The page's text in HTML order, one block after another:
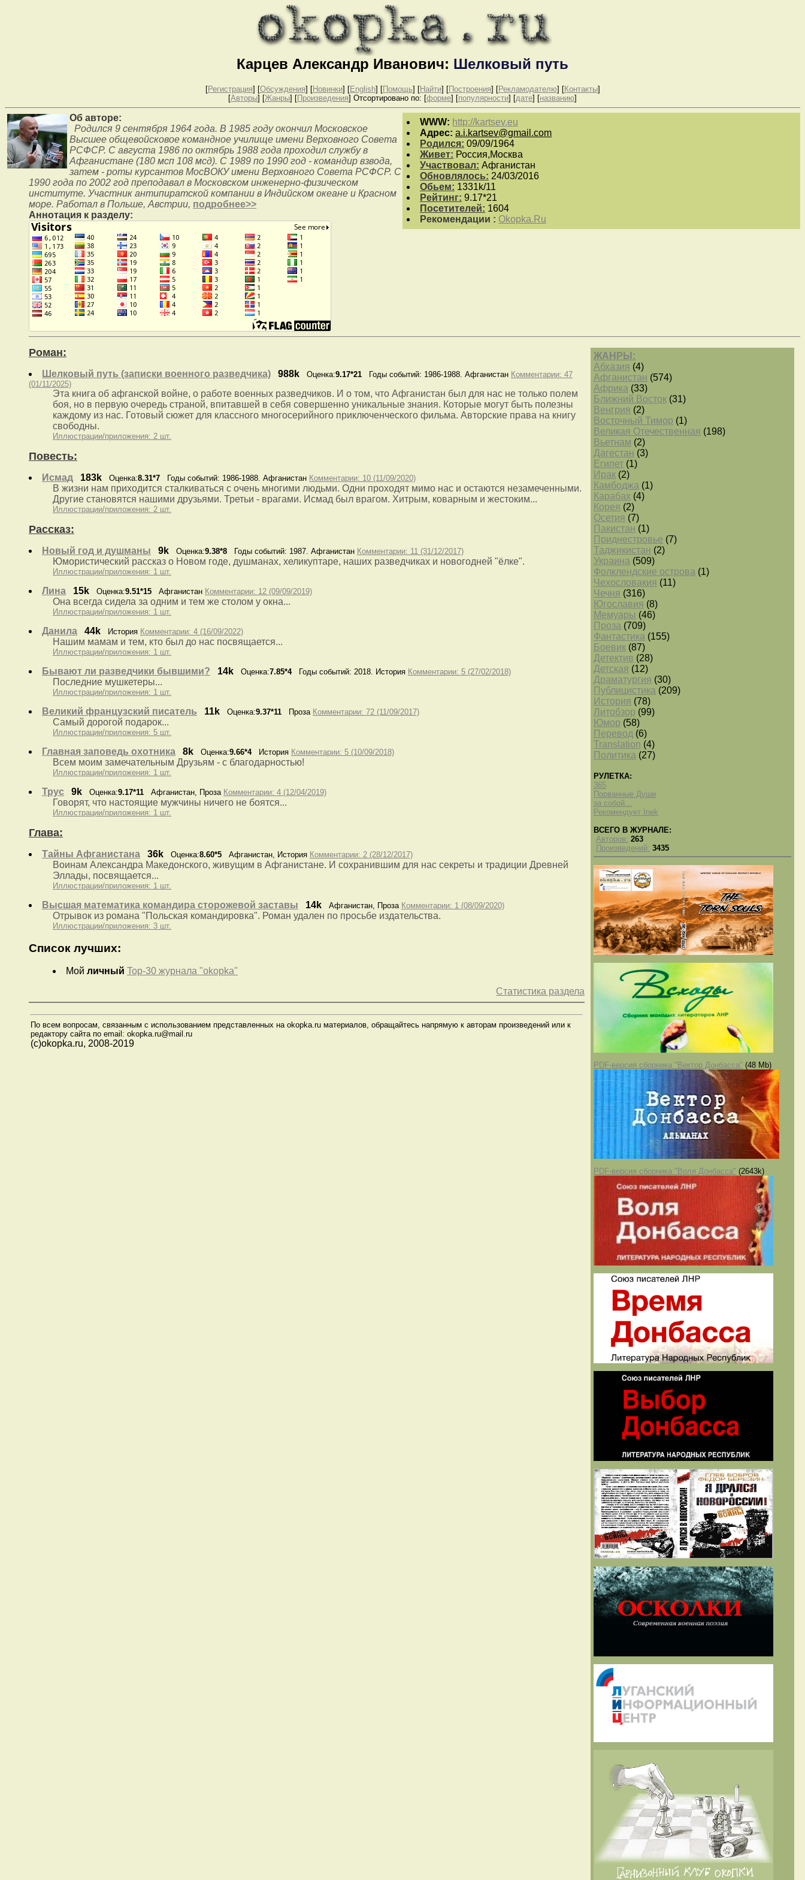
Карцев Александр Иванович: Шелковый путь
[Регистрация] [Обсуждения] [Новинки] [English] [Помощь] [Найти] [Построения] [Рекламодателю] [Контакты]
[Авторы] [Жанры] [Произведения] Отсортировано по: [форме] [популярности] [дате] [названию]
WWW: http://kartsev.eu
Aдpeс: a.i.kartsev@gmail.com
Родился: 09/09/1964
Живет: Россия,Москва
Участвовал: Афганистан
Обновлялось: 24/03/2016
Обьем: 1331k/11
Рейтинг: 9.17*21
Посетителей: 1604
Рекомендации : Okopka.Ru
Об авторе:
Родился 9 сентября 1964 года. В 1985 году окончил Московское
Высшее общевойсковое командное училище имени Верховного Совета
РСФСР. С августа 1986 по октябрь 1988 года проходил службу в
Афганистане (180 мсп 108 мсд). C 1989 по 1990 год - командир взвода,
затем - роты курсантов МосВОКУ имени Верховного Совета РСФСР. С
1990 года по 2002 год преподавал в Московском инженерно-физическом
институте. Участник антипиратской компании в Индийском океане и Красном
море. Работал в Польше, Австрии, подробнее>>
Аннотация к разделу:
ЖАНРЫ:
Абхазия (4)
Афганистан (574)
Африка (33)
Ближний Восток (31)
Венгрия (2)
Восточный Тимор (1)
Великая Отечественная (198)
Вьетнам (2)
Дагестан (3)
Египет (1)
Ирак (2)
Камбоджа (1)
Карабах (4)
Корея (2)
Осетия (7)
Пакистан (1)
Приднестровье (7)
Таджикистан (2)
Украина (509)
Фолклендские острова (1)
Чехословакия (11)
Чечня (316)
Югославия (8)
Мемуары (46)
Проза (709)
Фантастика (155)
Боевик (87)
Детектив (28)
Детская (12)
Драматургия (30)
Публицистика (209)
История (78)
Литобзор (99)
Юмор (58)
Перевод (6)
Translation (4)
Политика (27)
РУЛЕТКА:
365
Порванные Души
за собой...
Рекомендует Inek
ВСЕГО В ЖУРНАЛЕ:
Авторов: 263
Произведений: 3435
PDF-версия сборника "Вектор Донбасса" (48 Mb)
PDF-версия сборника "Воля Донбасса" (2643k)
Роман:
Шелковый путь (записки военного разведчика) 988k Оценка:9.17*21 Годы событий: 1986-1988. Афганистан Комментарии: 47
(01/11/2025)
Эта книга об афганской войне, о работе военных разведчиков. И о том, что Афганистан был для нас не только полем
боя, но в первую очередь страной, впитавшей в себя совершенно уникальные знания. Которые могут быть полезны
каждому из нас. Готовый сюжет для классного многосерийного приключенческого фильма. Авторские права на книгу
свободны.
Иллюстрации/приложения: 2 шт.
Повесть:
Исмад 183k Оценка:8.31*7 Годы событий: 1986-1988. Афганистан Комментарии: 10 (11/09/2020)
В жизни нам приходится сталкиваться с очень многими людьми. Одни проходят мимо нас и остаются незамеченными.
Другие становятся нашими друзьями. Третьи - врагами. Исмад был врагом. Хитрым, коварным и жестоким...
Иллюстрации/приложения: 2 шт.
Рассказ:
Новый год и душманы 9k Оценка:9.38*8 Годы событий: 1987. Афганистан Комментарии: 11 (31/12/2017)
Юмористический рассказ о Новом годе, душманах, хеликуптаре, наших разведчиках и новогодней "ёлке".
Иллюстрации/приложения: 1 шт.
Лина 15k Оценка:9.51*15 Афганистан Комментарии: 12 (09/09/2019)
Она всегда сидела за одним и тем же столом у окна...
Иллюстрации/приложения: 1 шт.
Данила 44k История Комментарии: 4 (16/09/2022)
Нашим мамам и тем, кто был до нас посвящается...
Иллюстрации/приложения: 1 шт.
Бывают ли разведчики бывшими? 14k Оценка:7.85*4Годы событий: 2018. История Комментарии: 5 (27/02/2018)
Последние мушкетеры...
Иллюстрации/приложения: 1 шт.
Великий французский писатель 11k Оценка:9.37*11 Проза Комментарии: 72 (11/09/2017)
Самый дорогой подарок...
Иллюстрации/приложения: 5 шт.
Главная заповедь охотника 8k Оценка:9.66*4История Комментарии: 5 (10/09/2018)
Всем моим замечательным Друзьям - с благодарностью!
Иллюстрации/приложения: 1 шт.
Трус 9k Оценка:9.17*11 Афганистан, Проза Комментарии: 4 (12/04/2019)
Говорят, что настоящие мужчины ничего не боятся...
Иллюстрации/приложения: 1 шт.
Глава:
Тайны Афганистана 36k Оценка:8.60*5 Афганистан, История Комментарии: 2 (28/12/2017)
Воинам Александра Македонского, живущим в Афганистане. И сохранившим для нас секреты и традиции Древней
Эллады, посвящается...
Иллюстрации/приложения: 1 шт.
Высшая математика командира сторожевой заставы 14k Афганистан, Проза Комментарии: 1 (08/09/2020)
Отрывок из романа "Польская командировка". Роман удален по просьбе издательства.
Иллюстрации/приложения: 3 шт.
Список лучших:
Мой личный Top-30 журналa "okopka"
Статистика раздела
По всем вопросам, связанным с использованием представленных на okopka.ru материалов, обращайтесь напрямую к авторам произведений или к
редактору сайта по email: okopka.ru@mail.ru
(с)okopka.ru, 2008-2019